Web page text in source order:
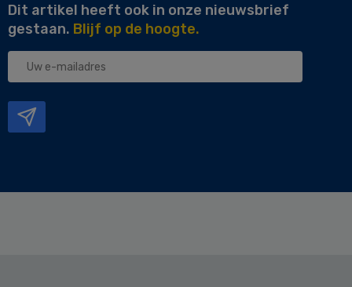
Dit artikel heeft ook in onze nieuwsbrief
gestaan. Blijf op de hoogte.
Uw